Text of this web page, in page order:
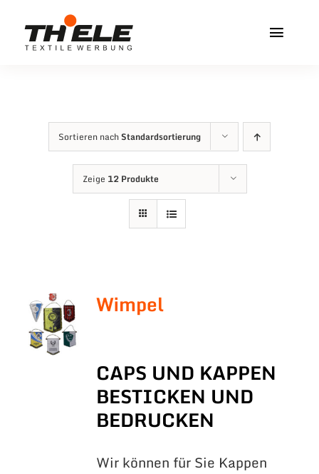
Inhalt
Service & Info
Sortieren nachStandardsortierung
Zeige 12 Produkte
Wimpel
CAPS UND KAPPEN
BESTICKEN UND
BEDRUCKEN
Wir können für Sie Kappen